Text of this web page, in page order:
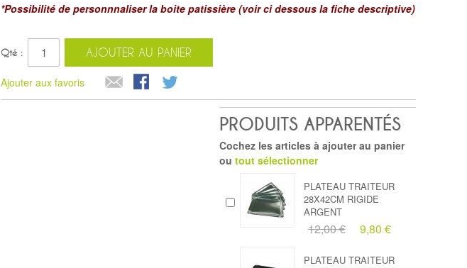
*Possibilité de personnnaliser la boite patissière (voir ci dessous la fiche descriptive)
Qté : AJOUTER AU PANIER
Ajouter aux favoris
PRODUITS APPARENTÉS
Cochez les articles à ajouter au panier
ou tout sélectionner
PLATEAU TRAITEUR
28X42CM RIGIDE
ARGENT
12,00 € 9,80 €
PLATEAU TRAITEUR